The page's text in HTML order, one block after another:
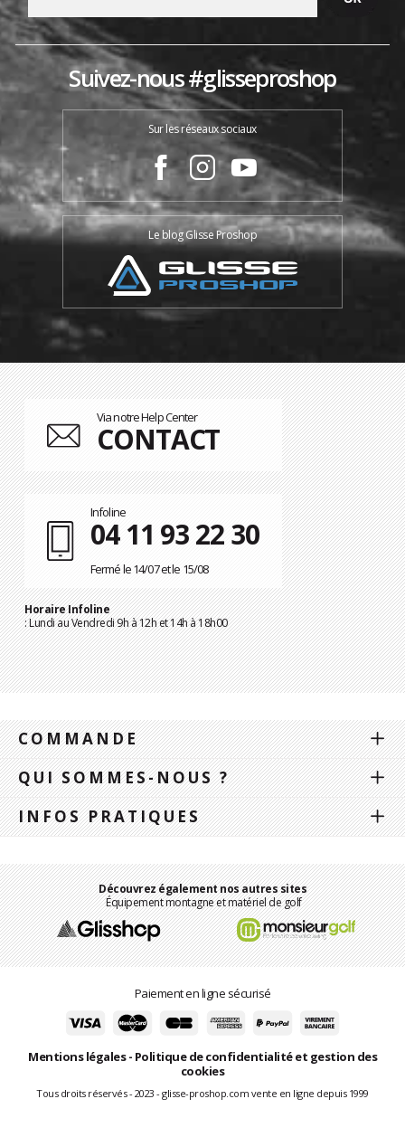
Suivez-nous #glisseproshop
Sur les réseaux sociaux
Le blog Glisse Proshop
Via notre Help Center
CONTACT
Infoline
04 11 93 22 30
Fermé le 14/07 et le 15/08
Horaire Infoline
: Lundi au Vendredi 9h à 12h et 14h à 18h00
COMMANDE
QUI SOMMES-NOUS ?
INFOS PRATIQUES
Découvrez également nos autres sites
Équipement montagne et matériel de golf
Paiement en ligne sécurisé
Mentions légales- Politique de confidentialité et gestion des
cookies
Tous droits réservés - 2023 - glisse-proshop.com vente en ligne depuis 1999